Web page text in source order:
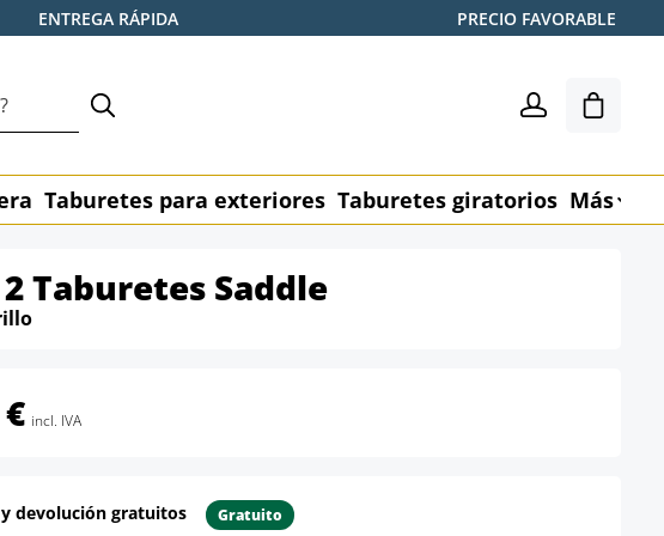
ENTREGA RÁPIDA PRECIO FAVORABLE
El
Taburetes para exteriores Taburetes giratorios Más
Taburetes Saddle
incl. IVA
devolución gratuitos Gratuito